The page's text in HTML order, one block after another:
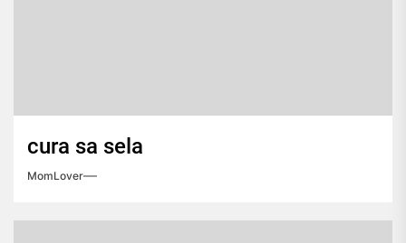
cura sa sela
MomLover